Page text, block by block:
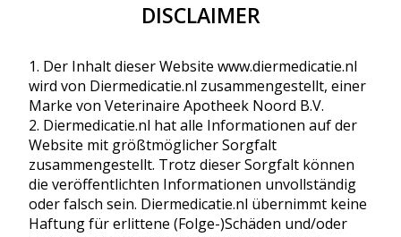
DISCLAIMER
Der Inhalt dieser Website www.diermedicatie.nl
wird von Diermedicatie.nl zusammengestellt, einer
Marke von Veterinaire Apotheek Noord B.V.
Diermedicatie.nl hat alle Informationen auf der
Website mit größtmöglicher Sorgfalt
zusammengestellt. Trotz dieser Sorgfalt können
die veröffentlichten Informationen unvollständig
oder falsch sein. Diermedicatie.nl übernimmt keine
Haftung für erlittene (Folge-)Schäden und/oder